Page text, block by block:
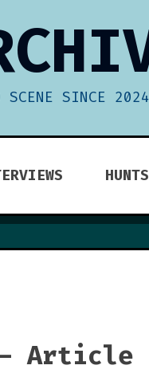
SCENE SINCE 2024
HUNTS
– Article